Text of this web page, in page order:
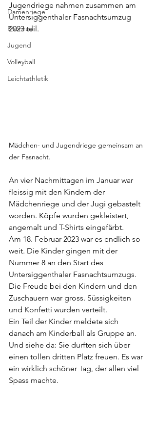
Damenriege
Rhönrad
Jugend
Volleyball
Leichtathletik
Jugendriege nahmen zusammen am
Untersiggenthaler Fasnachtsumzug
2023 teil.
Mädchen- und Jugendriege gemeinsam an
der Fasnacht.
An vier Nachmittagen im Januar war
fleissig mit den Kindern der
Mädchenriege und der Jugi gebastelt
worden. Köpfe wurden gekleistert,
angemalt und T-Shirts eingefärbt.
Am 18. Februar 2023 war es endlich so
weit. Die Kinder gingen mit der
Nummer 8 an den Start des
Untersiggenthaler Fasnachtsumzugs.
Die Freude bei den Kindern und den
Zuschauern war gross. Süssigkeiten
und Konfetti wurden verteilt.
Ein Teil der Kinder meldete sich
danach am Kinderball als Gruppe an.
Und siehe da: Sie durften sich über
einen tollen dritten Platz freuen. Es war
ein wirklich schöner Tag, der allen viel
Spass machte.